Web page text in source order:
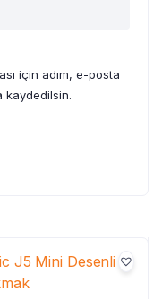
için adım, e-posta
kaydedilsin.